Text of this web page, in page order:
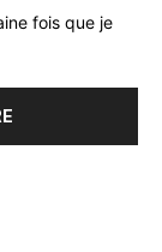
fois que je